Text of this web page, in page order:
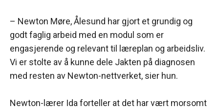
– Newton Møre, Ålesund har gjort et grundig og
godt faglig arbeid med en modul som er
engasjerende og relevant til læreplan og arbeidsliv.
Vi er stolte av å kunne dele Jakten på diagnosen
med resten av Newton-nettverket, sier hun.
Newton-lærer Ida forteller at det har vært morsomt